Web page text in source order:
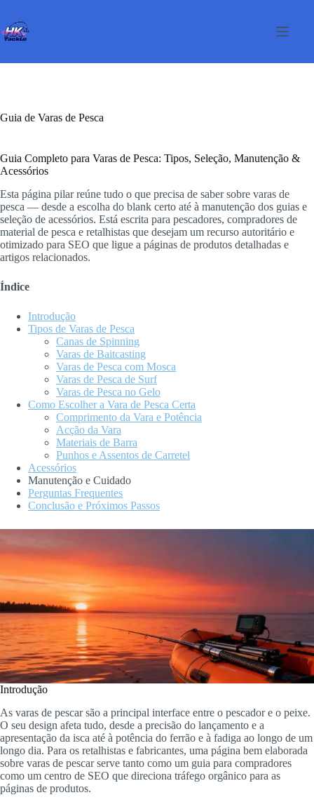
o
conteúdo
Guia de Varas de Pesca
Guia Completo para Varas de Pesca: Tipos, Seleção, Manutenção &
Acessórios
Esta página pilar reúne tudo o que precisa de saber sobre varas de
pesca — desde a escolha do blank certo até à manutenção dos guias e
seleção de acessórios. Está escrita para pescadores, compradores de
material de pesca e retalhistas que desejam um recurso autoritário e
otimizado para SEO que ligue a páginas de produtos detalhadas e
artigos relacionados.
Índice
Introdução
Tipos de Varas de Pesca
Canas de Spinning
Varas de Baitcasting
Varas de Pesca com Mosca
Varas de Pesca de Surf
Varas de Pesca no Gelo
Como Escolher a Vara de Pesca Certa
Comprimento da Vara e Potência
Acção da Vara
Materiais de Barra
Punhos e Assentos de Carretel
Acessórios
Manutenção e Cuidado
Perguntas Frequentes
Conclusão e Próximos Passos
Introdução
As varas de pescar são a principal interface entre o pescador e o peixe.
O seu design afeta tudo, desde a precisão do lançamento e a
apresentação da isca até à potência do ferrão e à fadiga ao longo de um
longo dia. Para os retalhistas e fabricantes, uma página bem elaborada
sobre varas de pescar serve tanto como um guia para compradores
como um centro de SEO que direciona tráfego orgânico para as
páginas de produtos.